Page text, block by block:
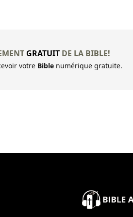
GRATUIT DE LA BIBLE!
votre Bible numérique gratuite.